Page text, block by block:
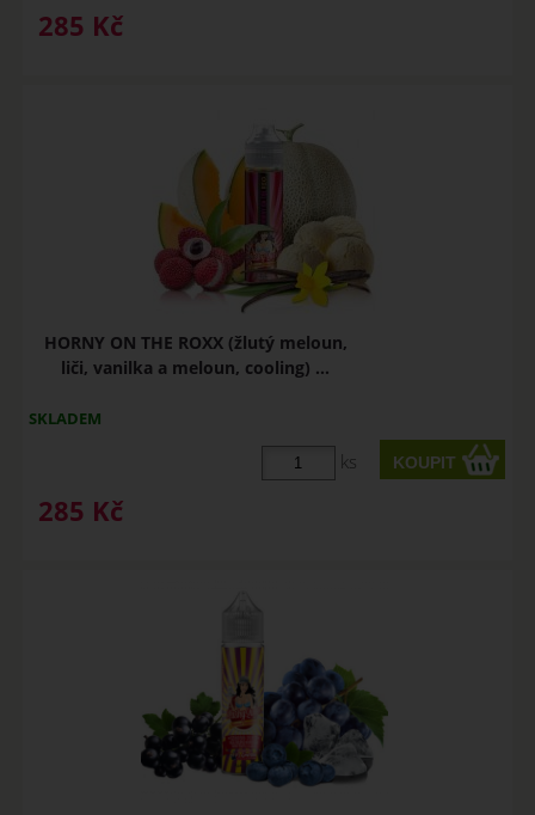
285 Kč
HORNY ON THE ROXX (žlutý meloun,
liči, vanilka a meloun, cooling) ...
SKLADEM
ks
285 Kč